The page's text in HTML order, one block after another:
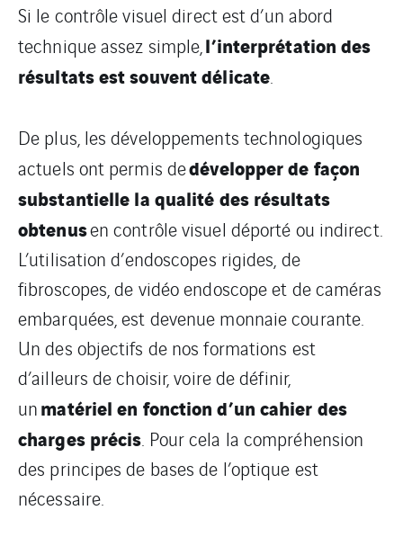
Si le contrôle visuel direct est d’un abord
technique assez simple, l’interprétation des
résultats est souvent délicate
De plus, les développements technologiques
actuels ont permis dedévelopper de façon
substantielle la qualité des résultats
obtenusen contrôle visuel déporté ou indirect.
L’utilisation d’endoscopes rigides, de
fibroscopes, de vidéo endoscope et de caméras
embarquées, est devenue monnaie courante.
Un des objectifs de nos formations est
d’ailleurs de choisir, voire de définir,
unmatériel en fonction d’un cahier des
charges précis . Pour cela la compréhension
des principes de bases de l’optique est
nécessaire.